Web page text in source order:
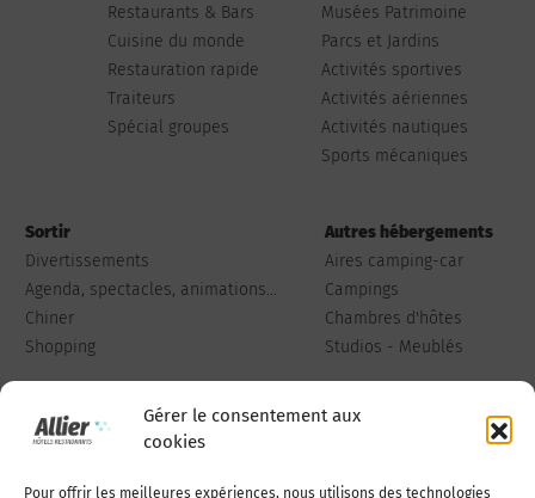
Gérer le consentement aux
cookies
Pour offrir les meilleures expériences, nous utilisons des technologies
Restaurants & Bars
Cuisine du monde
Restauration rapide
Traiteurs
Spécial groupes
Musées Patrimoine
Parcs et Jardins
Activités sportives
Activités aériennes
Activités nautiques
Sports mécaniques
Sortir
Divertissements
Agenda, spectacles, animations...
Chiner
Shopping
Autres hébergements
Aires camping-car
Campings
Chambres d'hôtes
Studios - Meublés